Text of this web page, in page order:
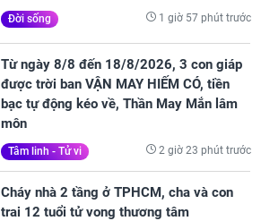
Đời sống 1 giờ 57 phút trước
Từ ngày 8/8 đến 18/8/2026, 3 con giáp
được trời ban VẬN MAY HIẾM CÓ, tiền
bạc tự động kéo về, Thần May Mắn lâm
môn
Tâm linh - Tử vi 2 giờ 23 phút trước
Cháy nhà 2 tầng ở TPHCM, cha và con
trai 12 tuổi tử vong thương tâm